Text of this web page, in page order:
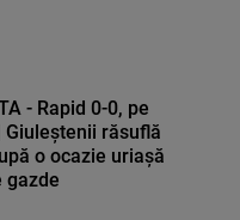
- Rapid 0-0, pe
Giuleștenii răsuflă
o ocazie uriașă
gazde